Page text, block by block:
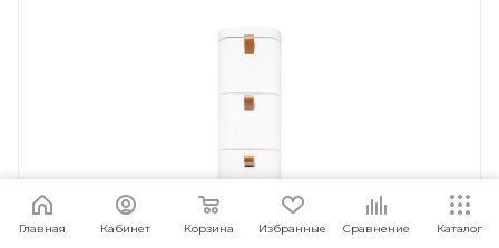
Главная Кабинет Корзина Избранные Сравнение Каталог